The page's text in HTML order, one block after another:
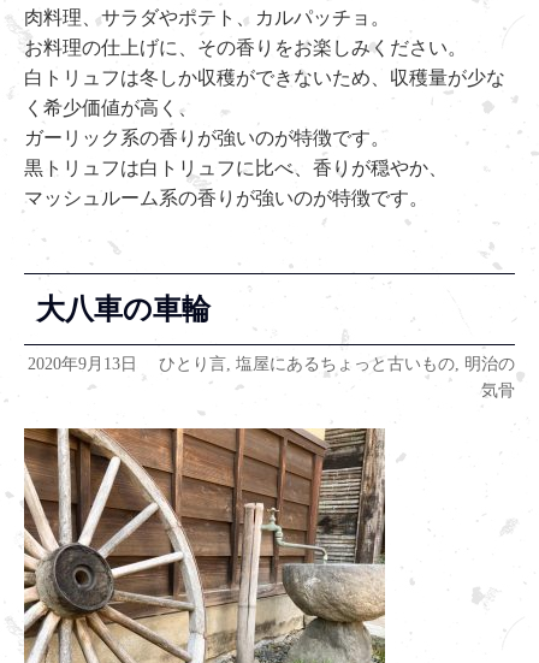
肉料理、サラダやポテト、カルパッチョ。
お料理の仕上げに、その香りをお楽しみください。
白トリュフは冬しか収穫ができないため、収穫量が少な
く希少価値が高く、
ガーリック系の香りが強いのが特徴です。
黒トリュフは白トリュフに比べ、香りが穏やか、
マッシュルーム系の香りが強いのが特徴です。
大八車の車輪
2020年9月13日 ひとり言, 塩屋にあるちょっと古いもの, 明治の
気骨